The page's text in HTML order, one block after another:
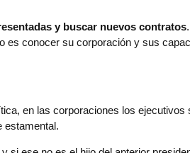
y buscar nuevos contratos
es conocer su corporación y sus
en las corporaciones los ejecutivos
estamental.